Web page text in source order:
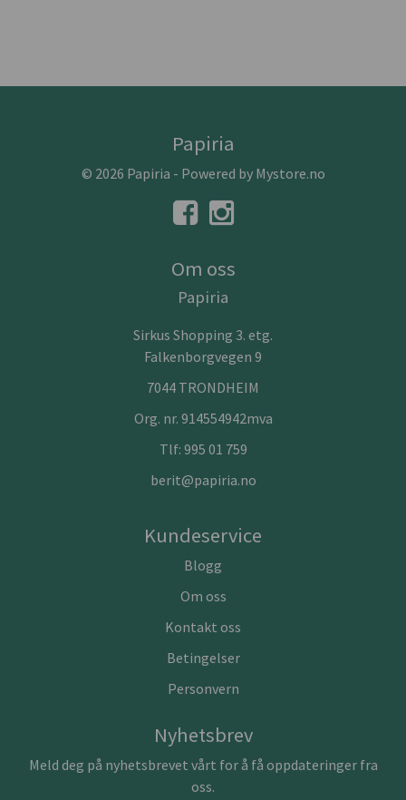
Papiria
© 2026 Papiria - Powered by Mystore.no
Om oss
Papiria
Sirkus Shopping 3. etg.
Falkenborgvegen 9
7044 TRONDHEIM
Org. nr. 914554942mva
Tlf: 995 01 759
berit@papiria.no
Kundeservice
Blogg
Om oss
Kontakt oss
Betingelser
Personvern
Nyhetsbrev
Meld deg på nyhetsbrevet vårt for å få oppdateringer fra
oss.